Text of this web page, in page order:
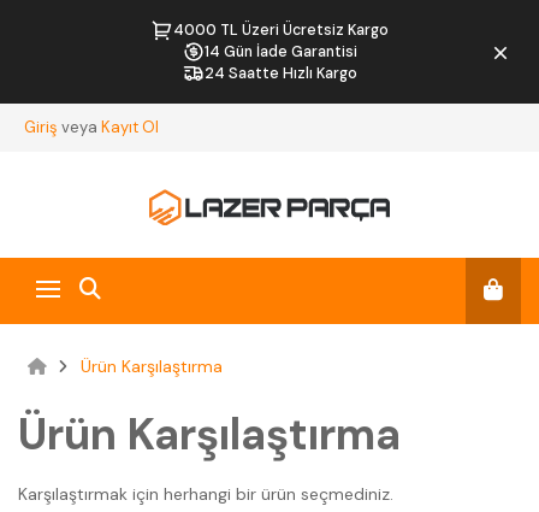
4000 TL Üzeri Ücretsiz Kargo
14 Gün İade Garantisi
24 Saatte Hızlı Kargo
Giriş veya Kayıt Ol
Ürün Karşılaştırma
Ürün Karşılaştırma
Karşılaştırmak için herhangi bir ürün seçmediniz.